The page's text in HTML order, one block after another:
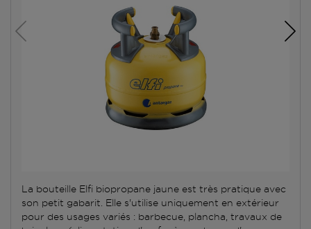
La bouteille Elfi biopropane jaune est très pratique avec
son petit gabarit. Elle s'utilise uniquement en extérieur
pour des usages variés : barbecue, plancha, travaux de